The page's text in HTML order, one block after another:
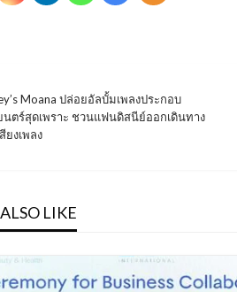
นว
Moana ปล่อยอัลบั้มเพลงประกอบ
ตร์สุดเพราะ ชวนแฟนดิสนีย์ออกเดินทาง
ยงเพลง
LIKE